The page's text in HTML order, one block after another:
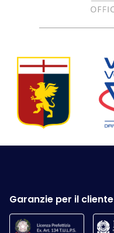
Garanzie per il cliente